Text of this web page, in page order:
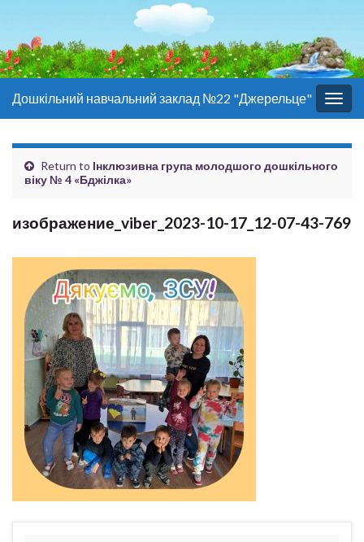
Дошкільний навчальний заклад №22 "Джерельце"
Return to Інклюзивна група молодшого дошкільного
віку № 4 «Бджілка»
изображение_viber_2023-10-17_12-07-43-769